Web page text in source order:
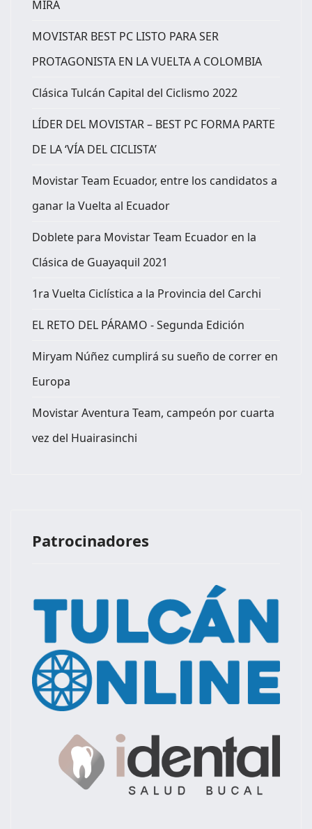
MIRA
MOVISTAR BEST PC LISTO PARA SER
PROTAGONISTA EN LA VUELTA A COLOMBIA
Clásica Tulcán Capital del Ciclismo 2022
LÍDER DEL MOVISTAR – BEST PC FORMA PARTE
DE LA ‘VÍA DEL CICLISTA’
Movistar Team Ecuador, entre los candidatos a
ganar la Vuelta al Ecuador
Doblete para Movistar Team Ecuador en la
Clásica de Guayaquil 2021
1ra Vuelta Ciclística a la Provincia del Carchi
EL RETO DEL PÁRAMO - Segunda Edición
Miryam Núñez cumplirá su sueño de correr en
Europa
Movistar Aventura Team, campeón por cuarta
vez del Huairasinchi
Patrocinadores